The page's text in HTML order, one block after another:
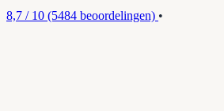
8,7 / 10 (5484 beoordelingen) •